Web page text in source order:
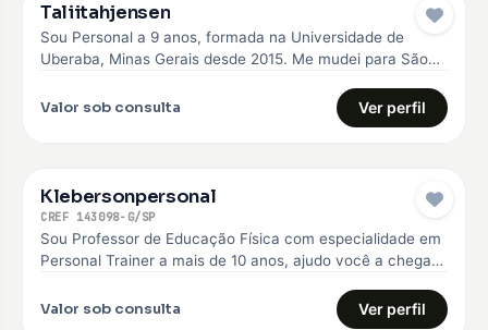
Taliitahjensen
Sou Personal a 9 anos, formada na Universidade de
Uberaba, Minas Gerais desde 2015. Me mudei para São
Valor sob consulta Ver perfil
Klebersonpersonal
CREF 143098-G/SP
Sou Professor de Educação Física com especialidade em
Personal Trainer a mais de 10 anos, ajudo você a chegar
Valor sob consulta Ver perfil